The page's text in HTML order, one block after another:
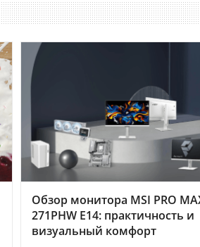
Обзор монитора MSI PRO
271PHW E14: практичность и
визуальный комфорт